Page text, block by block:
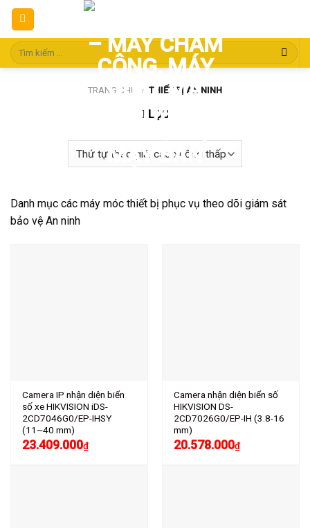
Skip
content
Tìm
kiếm:
TRANG CHỦ / THIẾT BỊ AN NINH
LỌC
Danh mục các máy móc thiết bị phục vụ theo dõi giám sát
bảo vệ An ninh
Camera IP nhận diện biển
số xe HIKVISION iDS-
2CD7046G0/EP-IHSY
(11~40 mm)
23.409.000₫
Camera nhận diện biển số
HIKVISION DS-
2CD7026G0/EP-IH (3.8-16
mm)
20.578.000₫